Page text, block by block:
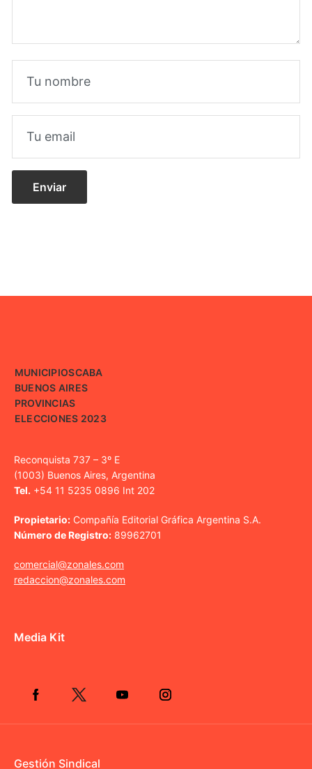
MUNICIPIOSCABA
BUENOS AIRES
PROVINCIAS
ELECCIONES 2023
Reconquista 737 – 3º E
(1003) Buenos Aires, Argentina
Tel. +54 11 5235 0896 Int 202
Propietario: Compañía Editorial Gráfica Argentina S.A.
Número de Registro: 89962701
comercial@zonales.com
redaccion@zonales.com
Media Kit
Gestión Sindical